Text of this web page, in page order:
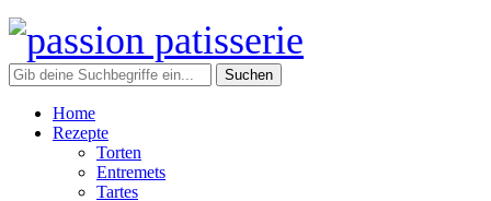
Home
Rezepte
Torten
Entremets
Tartes